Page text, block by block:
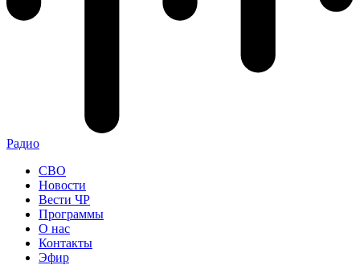
Радио
СВО
Новости
Вести ЧР
Программы
О нас
Контакты
Эфир